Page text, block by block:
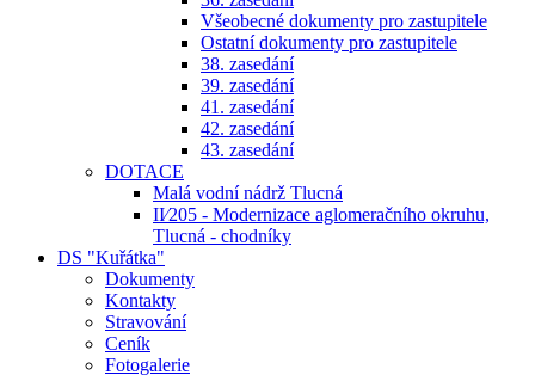
Všeobecné dokumenty pro zastupitele
Ostatní dokumenty pro zastupitele
38. zasedání
39. zasedání
41. zasedání
42. zasedání
43. zasedání
DOTACE
Malá vodní nádrž Tlucná
II⁄205 - Modernizace aglomeračního okruhu,
Tlucná - chodníky
DS "Kuřátka"
Dokumenty
Kontakty
Stravování
Ceník
Fotogalerie